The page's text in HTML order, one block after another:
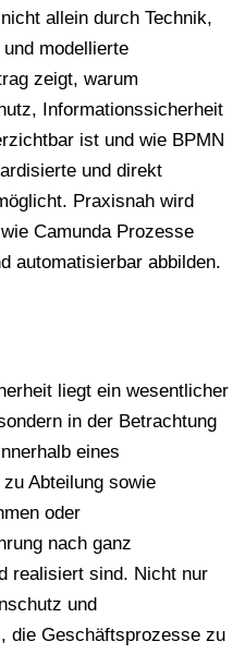
allein durch Technik,
modellierte
zeigt, warum
Informationssicherheit
ist und wie BPMN
und direkt
Praxisnah wird
Camunda Prozesse
automatisierbar abbilden.
liegt ein wesentlicher
in der Betrachtung
eines
Abteilung sowie
oder
nach ganz
realisiert sind. Nicht nur
und
die Geschäftsprozesse zu